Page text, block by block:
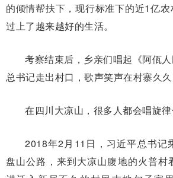
的倾情帮扶下，现行标准下的近1亿
过上了越来越好的生活。
考察结束后，乡亲们唱起《阿佤
总书记走出村口，歌声笑声在村寨久久
在四川大凉山，很多人都会唱旋律
2018年2月11日，习近平总书记
盘山公路，来到大凉山腹地的火普村